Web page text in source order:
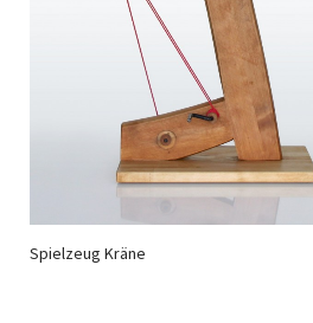
Spielzeug Kräne